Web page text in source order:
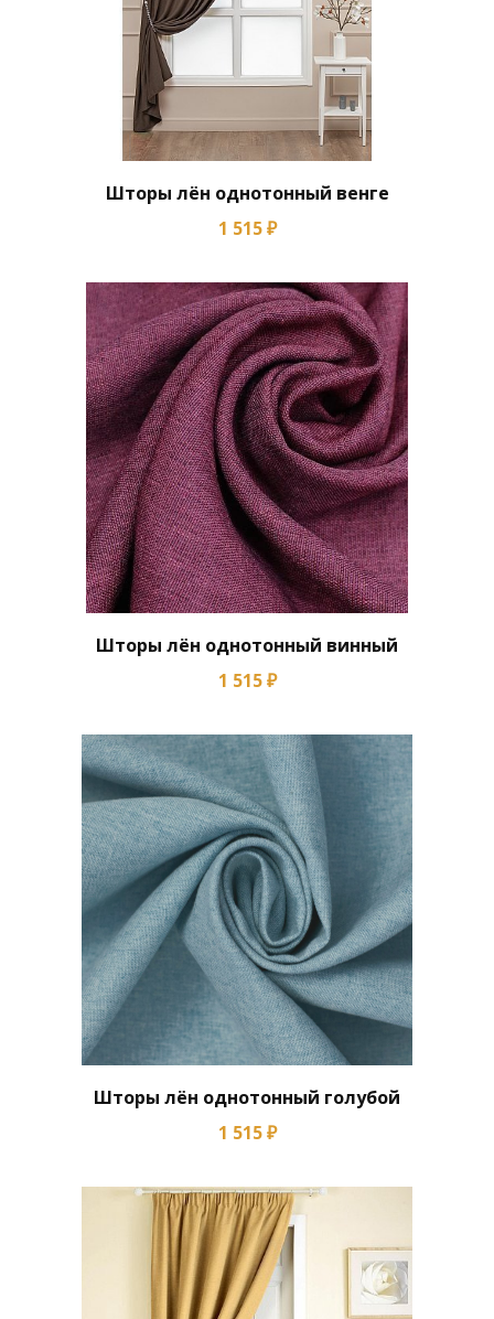
Шторы лён однотонный венге
1 515 ₽
Шторы лён однотонный винный
1 515 ₽
Шторы лён однотонный голубой
1 515 ₽